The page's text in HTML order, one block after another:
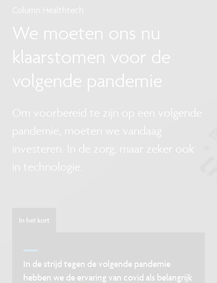
Column Healthtech
We moeten ons nu
klaarstomen voor de
volgende pandemie
Om voorbereid te zijn op een volgende
pandemie, moeten we vandaag
investeren. In de zorg, maar zeker ook
in technologie.
In het kort
In de strijd tegen de volgende pandemie
hebben we de ervaring van covid als belangrijk